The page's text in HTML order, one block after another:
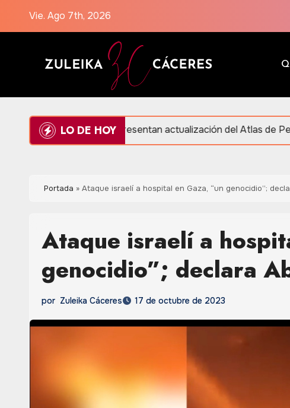
Vie. Ago 7th, 2026
LO DE HOY
Presentan actualización del Atlas de Peligros y
Portada » Ataque israelí a hospital en Gaza, “un genocidio”;
Ataque israelí a
genocidio”; declara
por Zuleika Cáceres 17 de octubre de 2023